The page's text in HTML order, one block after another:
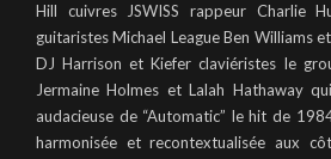
Hill cuivres JSWISS rappeur Charlie
guitaristes Michael League Ben Williams
DJ Harrison et Kiefer claviéristes le
Jermaine Holmes et Lalah Hathaway
audacieuse de “Automatic” le hit de
harmonisée et recontextualisée aux